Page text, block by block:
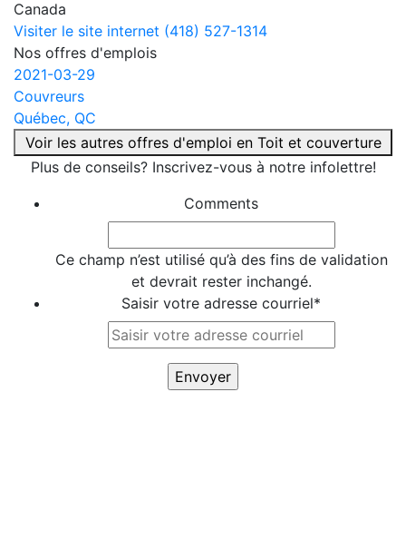
Canada
Visiter le site internet (418) 527-1314
Nos offres d'emplois
2021-03-29
Couvreurs
Québec, QC
Voir les autres offres d'emploi en Toit et couverture
Plus de conseils? Inscrivez-vous à notre infolettre!
Comments
Ce champ n’est utilisé qu’à des fins de validation
et devrait rester inchangé.
Saisir votre adresse courriel*